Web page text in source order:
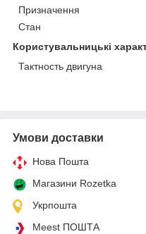
Призначення
Стан
Користувальницькі
Тактность двигуна
Умови доставки
Нова Пошта
Магазини Rozetka
Укрпошта
Meest ПОШТА